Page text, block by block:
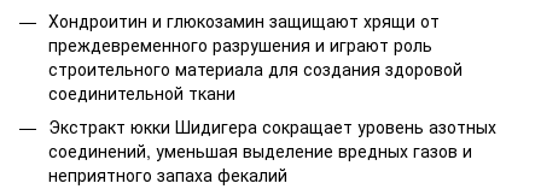
Хондроитин и глюкозамин защищают хрящи от
преждевременного разрушения и играют роль
строительного материала для создания здоровой
соединительной ткани
Экстракт юкки Шидигера сокращает уровень азотных
соединений, уменьшая выделение вредных газов и
неприятного запаха фекалий